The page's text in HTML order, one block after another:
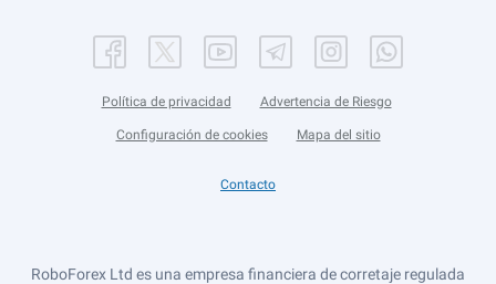
Política de privacidad Advertencia de Riesgo
Configuración de cookies Mapa del sitio
Contacto
RoboForex Ltd es una empresa financiera de corretaje regulada